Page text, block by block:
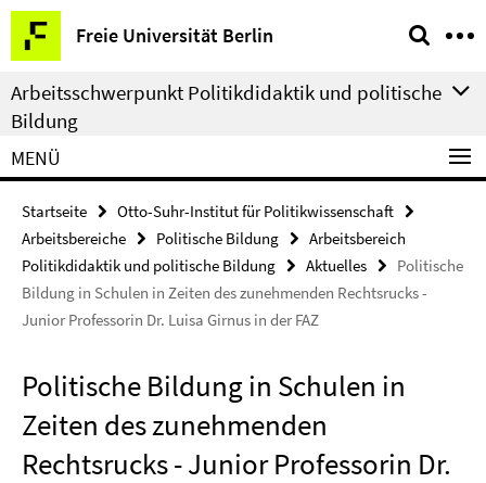
Springe
direkt
zu
Inhalt
Freie Universität Berlin
Service-
Navigation
Arbeitsschwerpunkt Politikdidaktik und politische
Bildung
MENÜ
Startseite
Otto-Suhr-Institut für Politikwissenschaft
Arbeitsbereiche
Politische Bildung
Arbeitsbereich
Politikdidaktik und politische Bildung
Aktuelles
Politische
Bildung in Schulen in Zeiten des zunehmenden Rechtsrucks -
Junior Professorin Dr. Luisa Girnus in der FAZ
Politische Bildung in Schulen in
Zeiten des zunehmenden
Rechtsrucks - Junior Professorin Dr.